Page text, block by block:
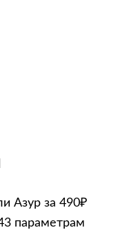
Азур за 490₽
параметрам